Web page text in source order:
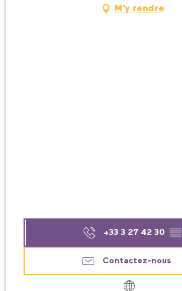
M'y rendre
+33 3 27 42 30 ▒▒
Contactez-nous